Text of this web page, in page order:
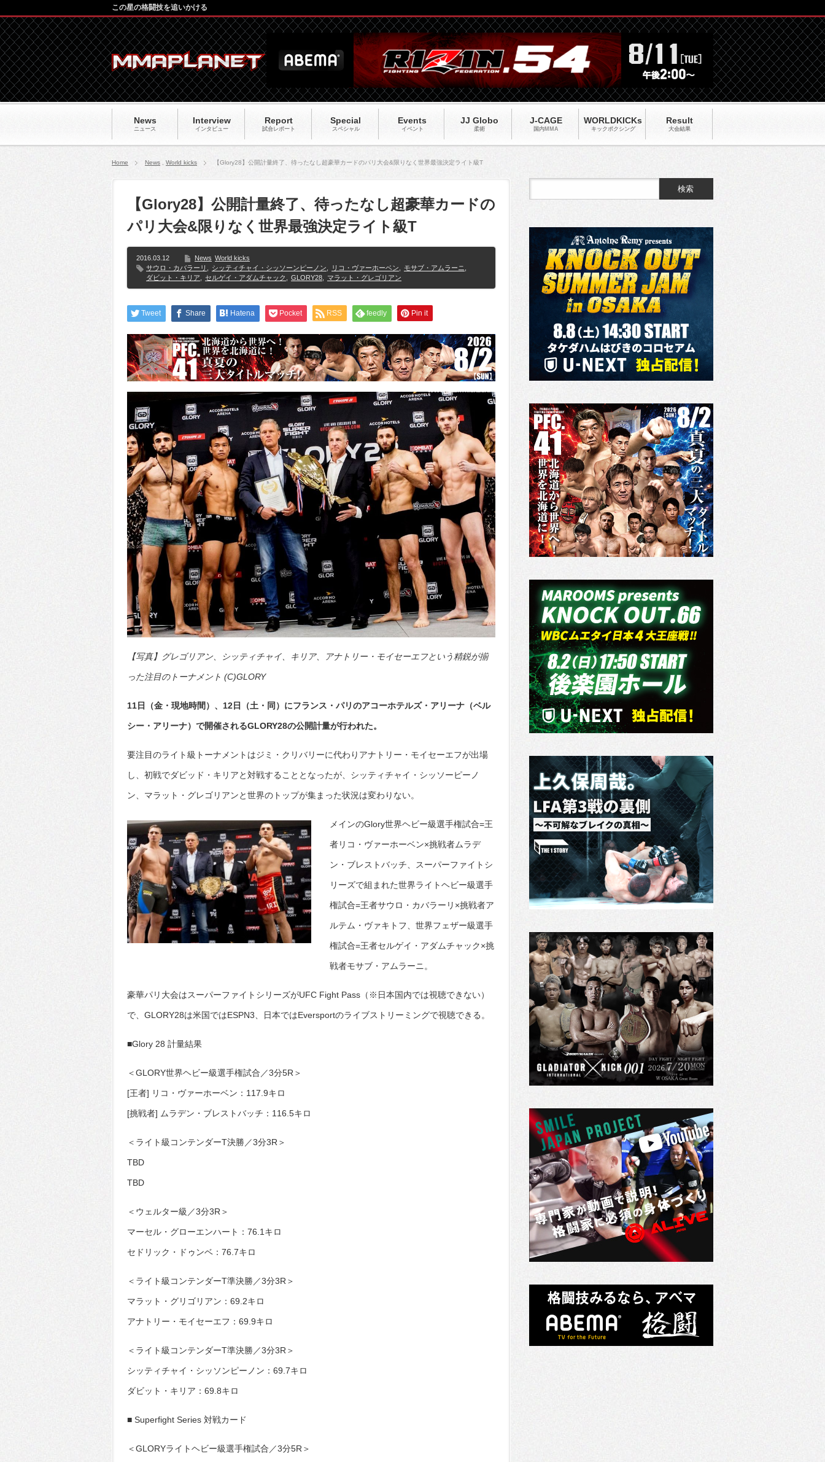
News
ニュース
Interview
インタビュー
Report
試合レポート
Special
スペシャル
Events
イベント
JJ Globo
柔術
J-CAGE
国内MMA
WORLDKICKs
キックポクシング
Result
大会結果
この星の格闘技を追いかける
Home News World kicks 【Glory28】公開計量終了、待ったなし超豪華カードのパリ大会&限りなく世界最強決定ライト級T
【Glory28】公開計量終了、待ったなし超豪華カードの
パリ大会&限りなく世界最強決定ライト級T
2016.03.12 News World kicks
サウロ・カバラーリ
シッティチャイ・シッソーンピーノン リコ・ヴァーホーベン モサブ・アムラーニ
ダビット・キリア
セルゲイ・アダムチャック GLORY28 マラット・グレゴリアン
Tweet Share Hatena Pocket RSS feedly Pin it
【写真】グレゴリアン、シッティチャイ、キリア、アナトリー・モイセーエフという精鋭が揃
った注目のトーナメント (C)GLORY
11日（金・現地時間）、12日（土・同）にフランス・パリのアコーホテルズ・アリーナ（ベル
シー・アリーナ）で開催されるGLORY28の公開計量が行われた。
要注目のライト級トーナメントはジミ・クリバリーに代わりアナトリー・モイセーエフが出場
し、初戦でダビッド・キリアと対戦することとなったが、シッティチャイ・シッソーピーノ
ン、マラット・グレゴリアンと世界のトップが集まった状況は変わりない。
メインのGlory世界ヘビー級選手権試合=王
者リコ・ヴァーホーベン×挑戦者ムラデ
ン・ブレストバッチ、スーパーファイトシ
リーズで組まれた世界ライトヘビー級選手
権試合=王者サウロ・カバラーリ×挑戦者ア
ルテム・ヴァキトフ、世界フェザー級選手
権試合=王者セルゲイ・アダムチャック×挑
戦者モサブ・アムラーニ。
豪華パリ大会はスーパーファイトシリーズがUFC Fight Pass（※日本国内では視聴できない）
で、GLORY28は米国ではESPN3、日本ではEversportのライブストリーミングで視聴できる。
■Glory 28 計量結果
＜GLORY世界ヘビー級選手権試合／3分5R＞
[王者] リコ・ヴァーホーベン：117.9キロ
[挑戦者] ムラデン・ブレストバッチ：116.5キロ
＜ライト級コンテンダーT決勝／3分3R＞
TBD
TBD
＜ウェルター級／3分3R＞
マーセル・グローエンハート：76.1キロ
セドリック・ドゥンベ：76.7キロ
＜ライト級コンテンダーT準決勝／3分3R＞
マラット・グリゴリアン：69.2キロ
アナトリー・モイセーエフ：69.9キロ
＜ライト級コンテンダーT準決勝／3分3R＞
シッティチャイ・シッソンピーノン：69.7キロ
ダビット・キリア：69.8キロ
■ Superfight Series 対戦カード
＜GLORYライトヘビー級選手権試合／3分5R＞